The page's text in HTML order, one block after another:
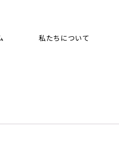
私たちについて